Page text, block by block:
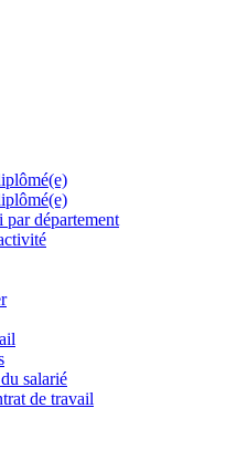
département
salarié
de travail